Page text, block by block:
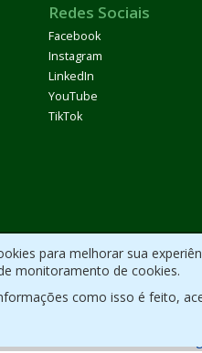
para melhorar sua
monitoramento de cookies.
como isso é feito,
Redes Sociais
Facebook
Instagram
LinkedIn
YouTube
TikTok
Desenvolvido com CMS de